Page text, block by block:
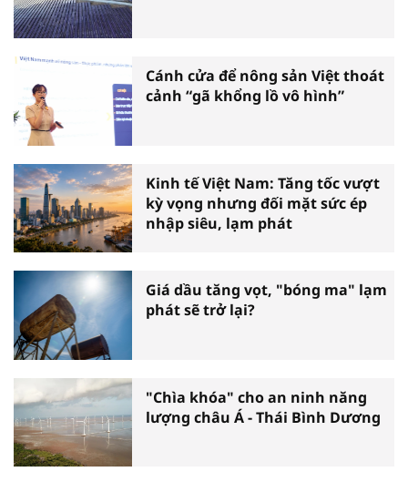
Cánh cửa để nông sản Việt thoát
cảnh “gã khổng lồ vô hình”
Kinh tế Việt Nam: Tăng tốc vượt
kỳ vọng nhưng đối mặt sức ép
nhập siêu, lạm phát
Giá dầu tăng vọt, "bóng ma" lạm
phát sẽ trở lại?
"Chìa khóa" cho an ninh năng
lượng châu Á - Thái Bình Dương